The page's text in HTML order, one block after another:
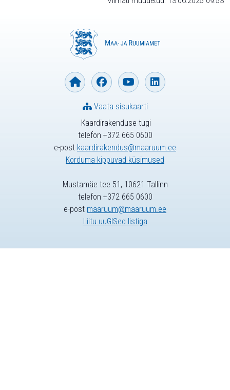
Kaardirakenduse tugi
telefon +372 665 0600
e-post kaardirakendus@maaruum.ee
Korduma kippuvad küsimused
Vaata sisukaarti
Mustamäe tee 51, 10621 Tallinn
telefon +372 665 0600
e-post maaruum@maaruum.ee
Liitu uuGISed listiga